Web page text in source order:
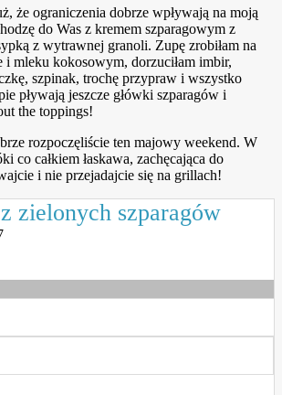
że ograniczenia dobrze wpływają na moją
do Was z kremem szparagowym z
z wytrawnej granoli. Zupę zrobiłam na
mleku kokosowym, dorzuciłam imbir,
szpinak, trochę przypraw i wszystko
pływają jeszcze główki szparagów i
the toppings!
rozpoczęliście ten majowy weekend. W
co całkiem łaskawa, zachęcająca do
i nie przejadajcie się na grillach!
zielonych szparagów